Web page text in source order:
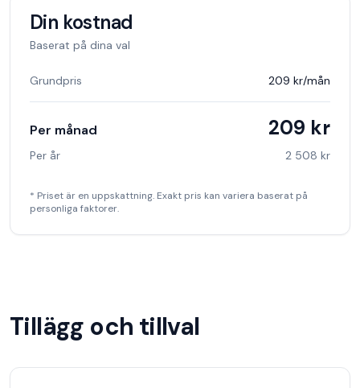
Din kostnad
Baserat på dina val
Grundpris 209 kr/mån
Per månad 209 kr
Per år 2 508 kr
* Priset är en uppskattning. Exakt pris kan variera baserat på
personliga faktorer.
Tillägg och tillval